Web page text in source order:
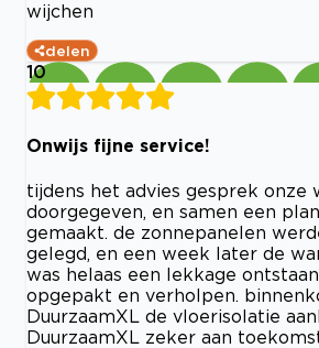
wijchen
delen
10
Onwijs fijne service!
tijdens het advies gesprek onze
doorgegeven, en samen een
gemaakt. de zonnepanelen
gelegd, en een week later de
was helaas een lekkage
opgepakt en verholpen.
DuurzaamXL de vloerisolatie
DuurzaamXL zeker aan